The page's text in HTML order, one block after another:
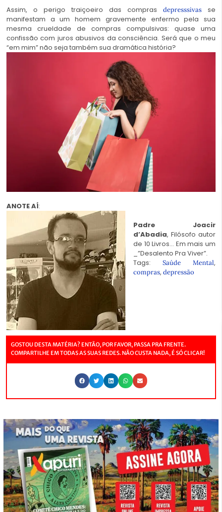
Assim, o perigo traiçoeiro das compras depresssivas se
manifestam a um homem gravemente enfermo pela sua
mesma crueldade de compras compulsivas: quase uma
confissão com juros abusivos da consciência. Será que o meu
“em mim” não seja também sua dramática história?
ANOTE AÍ:
Padre Joacir
d’Abadia, Filósofo autor
de 10 Livros… Em mais um
_”Desalento Pra Viver”.
Tags: Saúde Mental,
compras, depressão
GOSTOU DESTA MATÉRIA? ENTÃO, POR FAVOR, PASSA PRA FRENTE.
COMPARTILHE EM TODAS AS SUAS REDES. NÃO CUSTA NADA, É SÓ CLICAR!